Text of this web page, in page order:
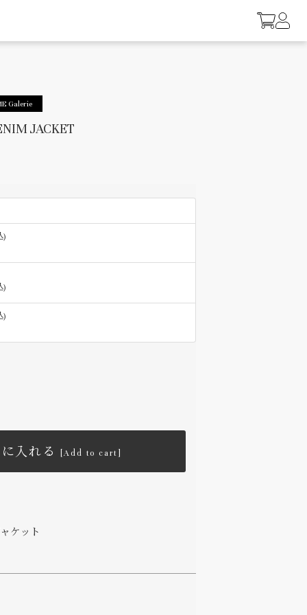
Galerie
JACKET
)
)
)
入れる [Add to cart]
ケット